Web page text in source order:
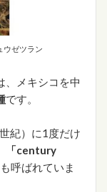
ウゼツラン
、メキシコを中
です。
紀）に1度だけ
「century
呼ばれていま